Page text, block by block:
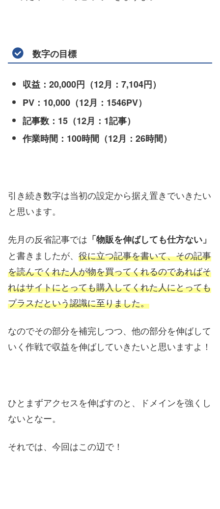
数字の目標
収益：20,000円（12月：7,104円）
PV：10,000（12月：1546PV）
記事数：15（12月：1記事）
作業時間：100時間（12月：26時間）
引き続き数字は当初の設定から据え置きでいきたい
と思います。
先月の反省記事では 「物販を伸ばしても仕方ない」
と書きましたが、 役に立つ記事を書いて、その記事
を読んでくれた人が物を買ってくれるのであればそ
れはサイトにとっても購入してくれた人にとっても
プラスだという認識に至りました。
なのでその部分を補完しつつ、他の部分を伸ばして
いく作戦で収益を伸ばしていきたいと思いますよ！
ひとまずアクセスを伸ばすのと、ドメインを強くし
ないとなー。
それでは、今回はこの辺で！